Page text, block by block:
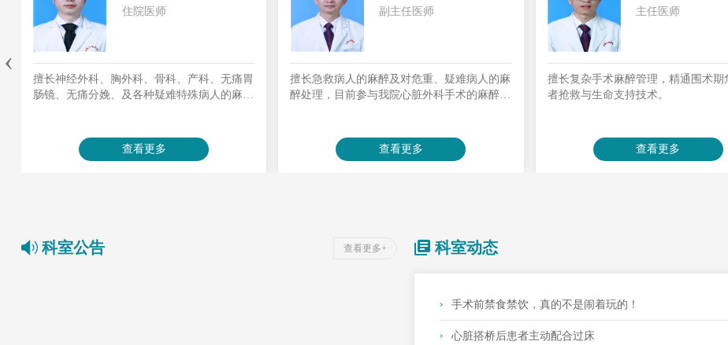
副主任医师
擅长急救病人的麻醉及对危重、疑难病人的麻
醉处理，目前参与我院心脏外科手术的麻醉与
查看更多
主任医师
擅长复杂手术麻醉管理，精通围术期危重症患
者抢救与生命支持技术。
查看更多
副主任医师
擅长心脏手术麻醉及术后快速复苏管
病人非心脏手术麻醉管理，急危重患
用颊针、浮针等微针疗法进行疼痛、
查看更多
‹
查看更多+
科室公告 科室动态
手术前禁食禁饮，真的不是闹着玩的！
心脏搭桥后患者主动配合过床